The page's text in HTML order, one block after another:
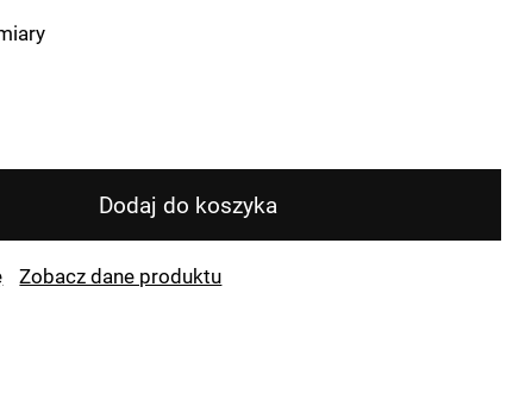
Dodaj do koszyka
Zobacz dane produktu